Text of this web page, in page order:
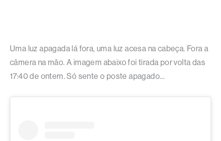
Uma luz apagada lá fora, uma luz acesa na cabeça. Fora a
câmera na mão. A imagem abaixo foi tirada por volta das
17:40 de ontem. Só sente o poste apagado…